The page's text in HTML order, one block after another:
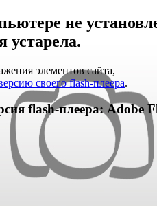
не
устарела.
элементов сайта,
своего flash-плеера.
flash-плеера: Adobe